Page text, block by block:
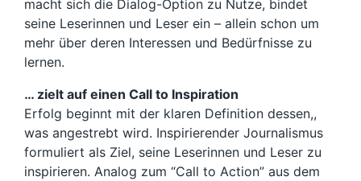
macht sich die Dialog-Option zu Nutze, bindet
seine Leserinnen und Leser ein – allein schon um
mehr über deren Interessen und Bedürfnisse zu
lernen.
… zielt auf einen Call to Inspiration
Erfolg beginnt mit der klaren Definition dessen,,
was angestrebt wird. Inspirierender Journalismus
formuliert als Ziel, seine Leserinnen und Leser zu
inspirieren. Analog zum “Call to Action” aus dem